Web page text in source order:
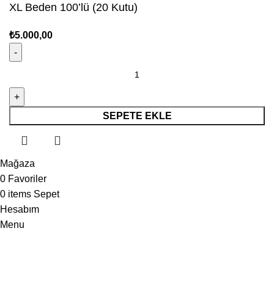
XL Beden 100’lü (20 Kutu)
₺5.000,00
SEPETE EKLE
Mağaza
0 Favoriler
0 items Sepet
Hesabım
Menu